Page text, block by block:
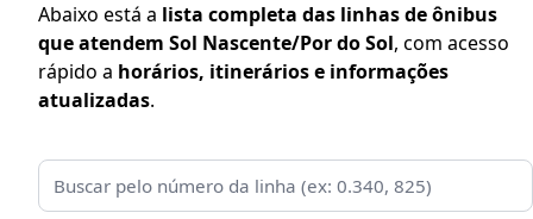
Abaixo está a lista completa das linhas de ônibus
que atendem Sol Nascente/Por do Sol, com acesso
rápido a horários, itinerários e informações
atualizadas.